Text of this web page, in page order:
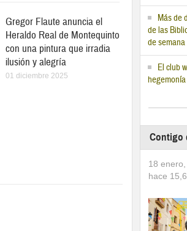
Gregor Flaute anuncia el
Heraldo Real de Montequinto
con una pintura que irradia
ilusión y alegría
01 diciembre 2025
Más de
de las
de
El club
Contigo
18 enero,
hace 15,6